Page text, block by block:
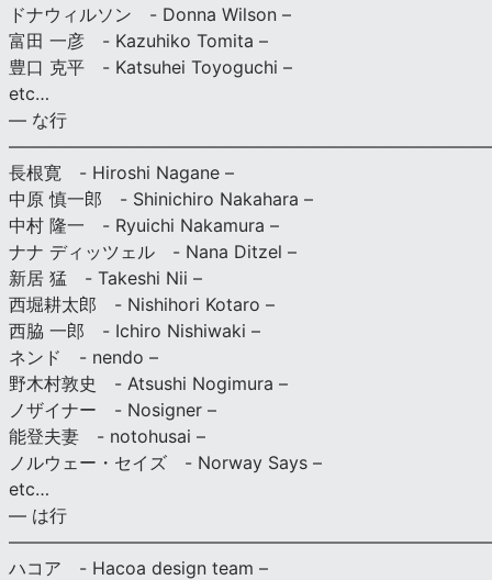
ドナウィルソン - Donna Wilson –
富田 一彦 - Kazuhiko Tomita –
豊口 克平 - Katsuhei Toyoguchi –
etc…
— な行
長根寛 - Hiroshi Nagane –
中原 慎一郎 - Shinichiro Nakahara –
中村 隆一 - Ryuichi Nakamura –
ナナ ディッツェル - Nana Ditzel –
新居 猛 - Takeshi Nii –
西堀耕太郎 - Nishihori Kotaro –
西脇 一郎 - Ichiro Nishiwaki –
ネンド - nendo –
野木村敦史 - Atsushi Nogimura –
ノザイナー - Nosigner –
能登夫妻 - notohusai –
ノルウェー・セイズ - Norway Says –
etc…
— は行
ハコア - Hacoa design team –